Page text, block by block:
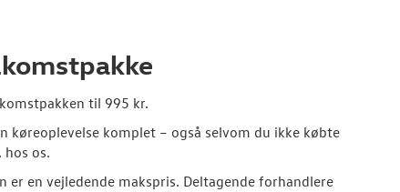
til 995 kr.
køreoplevelse komplet – også selvom du ikke købte
hos os.
er en vejledende makspris. Deltagende forhandlere